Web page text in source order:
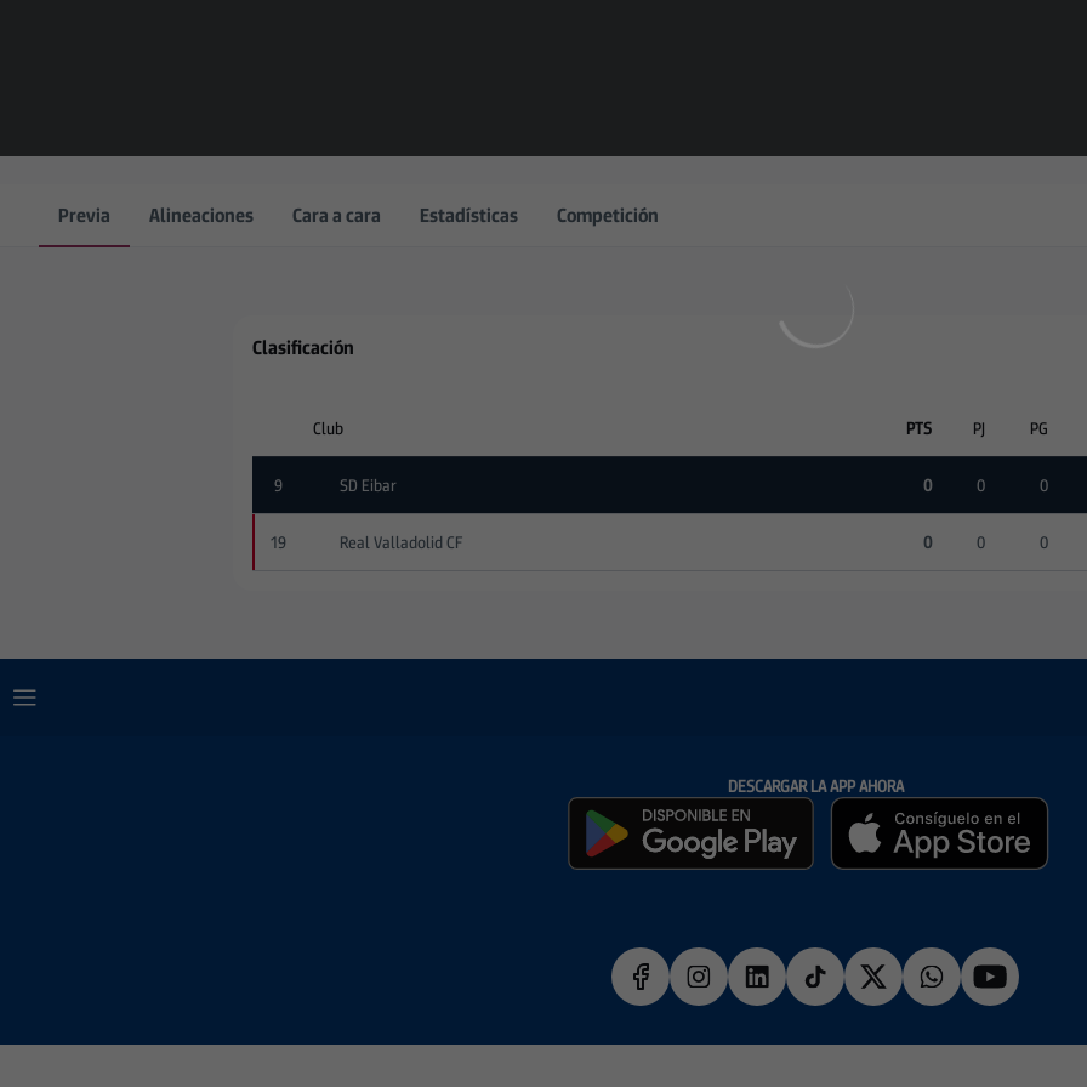
Previa Alineaciones Cara a cara Estadísticas Competición
Clasificación
Club PTS PJ PG
9 SD Eibar 0 0 0
19 Real Valladolid CF 0 0 0
DESCARGAR LA APP AHORA